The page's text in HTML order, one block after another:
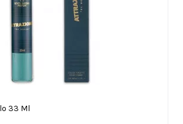
33 Ml